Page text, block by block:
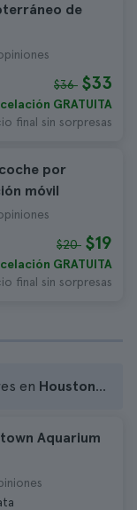
de
$36 $33
GRATUITA
final sin sorpresas
por
móvil
$20 $19
GRATUITA
final sin sorpresas
en Houston...
Aquarium